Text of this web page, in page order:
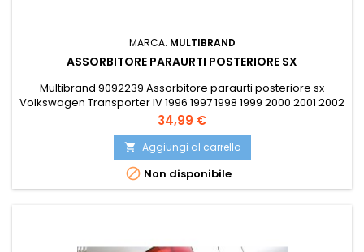
MARCA: MULTIBRAND
ASSORBITORE PARAURTI POSTERIORE SX
Multibrand 9092239 Assorbitore paraurti posteriore sx
Volkswagen Transporter IV 1996 1997 1998 1999 2000 2001 2002
2003
Prezzo
34,99 €
 Aggiungi al carrello
 Non disponibile